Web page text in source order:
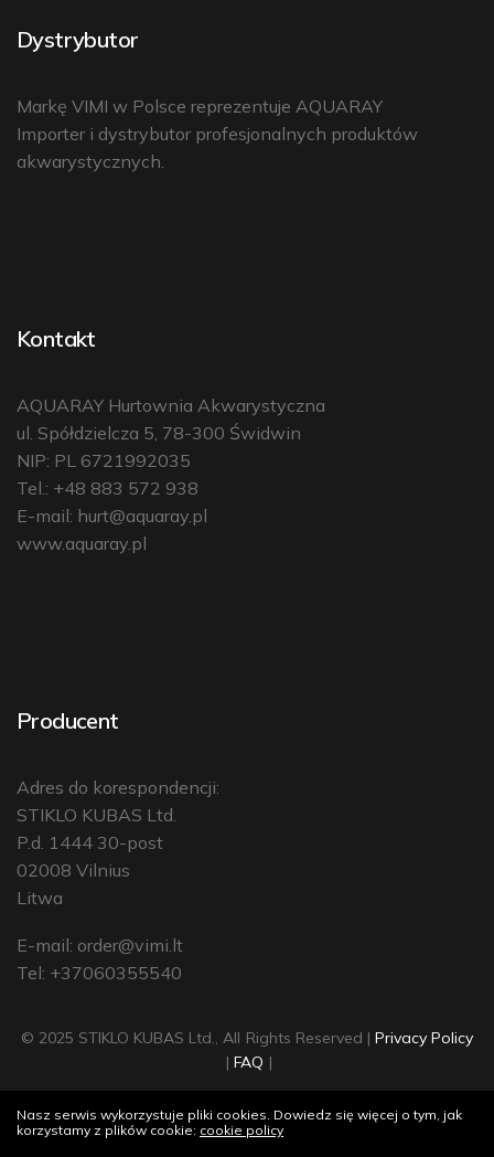
Dystrybutor
Markę VIMI w Polsce reprezentujeAQUARAY
Importer i dystrybutor profesjonalnych produktów
akwarystycznych.
Kontakt
AQUARAY Hurtownia Akwarystyczna
ul. Spółdzielcza 5, 78-300 Świdwin
NIP: PL 6721992035
Tel.: +48 883 572 938
E-mail: hurt@aquaray.pl
www.aquaray.pl
Producent
Adres do korespondencji:
STIKLO KUBAS Ltd.
P.d. 1444 30-post
02008 Vilnius
Litwa
E-mail: order@vimi.lt
Tel: +37060355540
© 2025 STIKLO KUBAS Ltd., All Rights Reserved | Privacy Policy
| FAQ |
Nasz serwis wykorzystuje pliki cookies. Dowiedz się więcej o tym, jak
korzystamy z plików cookie: cookie policy